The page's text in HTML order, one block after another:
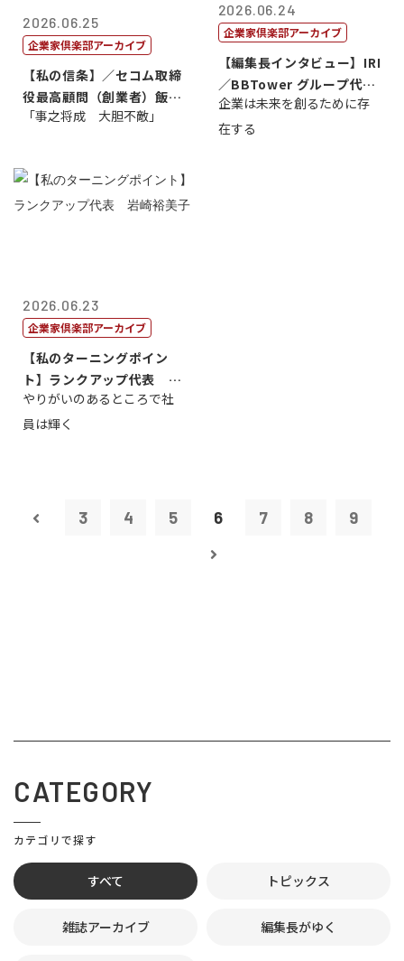
2026.06.25
企業家倶楽部アーカイブ
【私の信条】／セコム取締
役最高顧問（創業者）飯田
亮
「事之将成 大胆不敵」
2026.06.24
企業家倶楽部アーカイブ
【編集長インタビュー】IRI
／BBTower グループ代表
藤...
企業は未来を創るために存
在する
2026.06.23
企業家倶楽部アーカイブ
【私のターニングポイン
ト】ランクアップ代表 岩
崎裕美子
やりがいのあるところで社
員は輝く
3 4 5 6 7 8 9
CATEGORY
カテゴリで探す
すべて トピックス
雑誌アーカイブ 編集長がゆく